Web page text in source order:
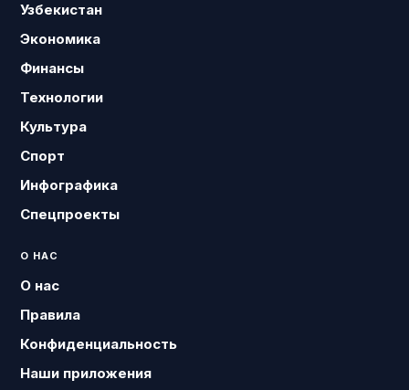
Узбекистан
Экономика
Финансы
Технологии
Культура
Спорт
Инфографика
Спецпроекты
О НАС
О нас
Правила
Конфиденциальность
Наши приложения